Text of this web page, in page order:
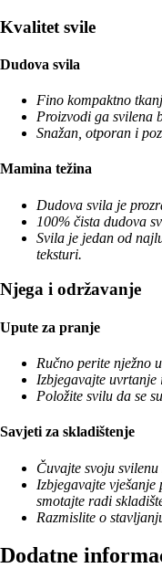
Kvalitet svile
Dudova svila
Fino kompaktno
Proizvodi ga svilena
Snažan, otporan i
Mamina težina
Dudova svila je
100% čista dudova
Svila je jedan od
teksturi.
Njega i održavanje
Upute za pranje
Ručno perite nježno
Izbjegavajte uvrtanje
Položite svilu da se
Savjeti za skladištenje
Čuvajte svoju
Izbjegavajte
smotajte radi
Razmislite o
Dodatne